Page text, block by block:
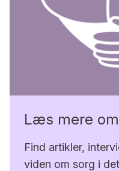
Læs mere
Find artikler,
viden om sorg i